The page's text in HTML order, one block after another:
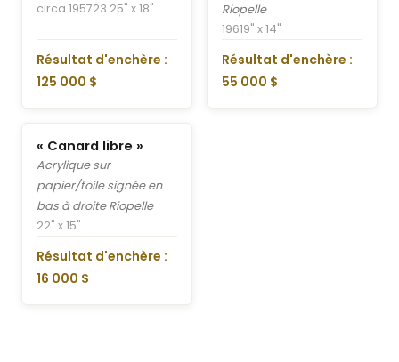
circa 195723.25" x 18"
Résultat d'enchère :
125 000 $
Riopelle
19619" x 14"
Résultat d'enchère :
55 000 $
« Canard libre »
Acrylique sur
papier/toile signée en
bas à droite Riopelle
22" x 15"
Résultat d'enchère :
16 000 $